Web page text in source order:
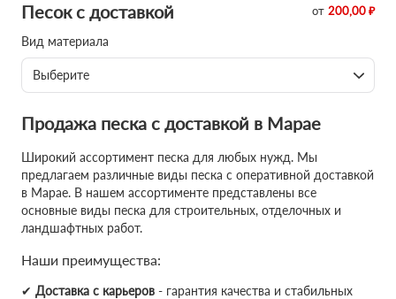
Песок с доставкой от 200,00 ₽
Вид материала
Выберите
Продажа песка с доставкой в Марае
Широкий ассортимент песка для любых нужд. Мы
предлагаем различные виды песка с оперативной доставкой
в Марае. В нашем ассортименте представлены все
основные виды песка для строительных, отделочных и
ландшафтных работ.
Наши преимущества:
✔ Доставка с карьеров - гарантия качества и стабильных